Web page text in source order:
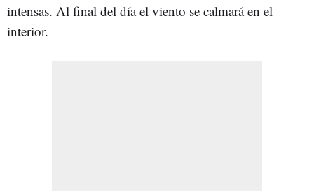
intensas. Al final del día el viento se calmará en el
interior.